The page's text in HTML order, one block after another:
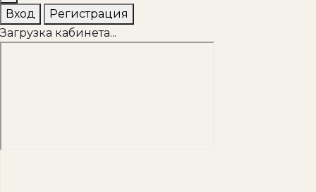
Вход
Регистрация
Загрузка кабинета...